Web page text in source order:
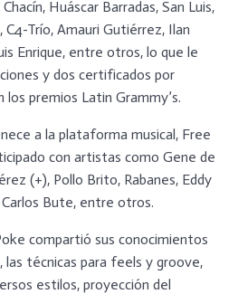
Huáscar Barradas, San Luis,
C4-Trío, Amauri Gutiérrez, Ilan
Enrique, entre otros, lo que le
y dos certificados por
los premios Latin Grammy’s.
a la plataforma musical, Free
con artistas como Gene de
(+), Pollo Brito, Rabanes, Eddy
Bute, entre otros.
compartió sus conocimientos
las técnicas para feels y groove,
estilos, proyección del